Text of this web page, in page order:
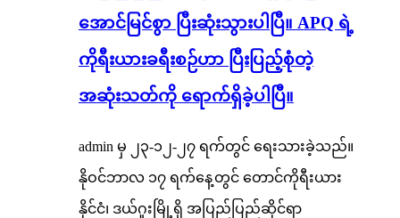
အောင်မြင်စွာ ပြီးဆုံးသွားပါပြီ။ APQ ရဲ့
ကိုရီးယားခရီးစဉ်ဟာ ပြီးပြည့်စုံတဲ့
အဆုံးသတ်ကို ရောက်ရှိခဲ့ပါပြီ။
admin မှ ၂၃-၁၂-၂၇ ရက်တွင် ရေးသားခဲ့သည်။
နိုဝင်ဘာလ ၁၇ ရက်နေ့တွင် တောင်ကိုရီးယား
နိုင်ငံ၊ ဒယ်ဂူးမြို့ရှိ အပြည်ပြည်ဆိုင်ရာ